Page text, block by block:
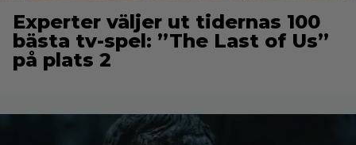
Experter väljer ut tidernas 100
bästa tv-spel: ”The Last of Us”
på plats 2